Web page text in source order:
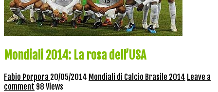
Mondiali 2014: La rosa dell’USA
Fabio Porpora 20/05/2014 Mondiali di Calcio Brasile 2014 Leave a
comment 98 Views